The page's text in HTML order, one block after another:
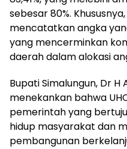
sebesar 80%.
mencatatkan angka
yang mencerminkan
daerah dalam alokasi
Bupati Simalungun, Dr
menekankan bahwa
pemerintah yang
hidup masyarakat dan
pembangunan